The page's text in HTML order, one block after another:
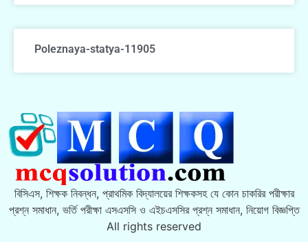
Poleznaya-statya-11905
বিসিএস, শিক্ষক নিবন্ধন, প্রাথমিক বিদ্যালয়ের শিক্ষকসহ যে কোন চাকরির পরীক্ষার
প্রশ্ন সমাধান, ভর্তি পরীক্ষা এসএসসি ও এইচএসসির প্রশ্ন সমাধান, নিয়োগ বিজ্ঞপ্তি
All rights reserved